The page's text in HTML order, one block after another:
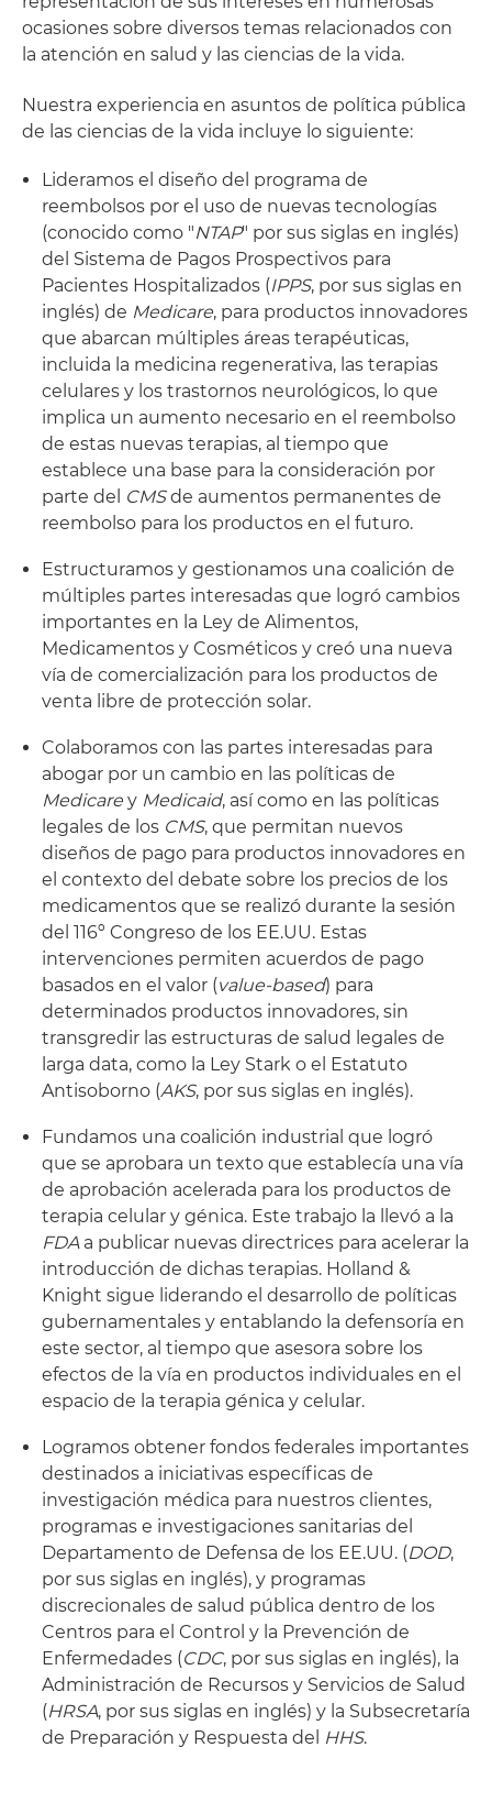
ocasiones sobre diversos temas relacionados con
la atención en salud y las ciencias de la vida.
Nuestra experiencia en asuntos de política pública
de las ciencias de la vida incluye lo siguiente:
Lideramos el diseño del programa de
reembolsos por el uso de nuevas tecnologías
(conocido como "NTAP" por sus siglas en inglés)
del Sistema de Pagos Prospectivos para
Pacientes Hospitalizados (IPPS, por sus siglas en
inglés) de Medicare, para productos innovadores
que abarcan múltiples áreas terapéuticas,
incluida la medicina regenerativa, las terapias
celulares y los trastornos neurológicos, lo que
implica un aumento necesario en el reembolso
de estas nuevas terapias, al tiempo que
establece una base para la consideración por
parte del CMSde aumentos permanentes de
reembolso para los productos en el futuro.
Estructuramos y gestionamos una coalición de
múltiples partes interesadas que logró cambios
importantes en la Ley de Alimentos,
Medicamentos y Cosméticos y creó una nueva
vía de comercialización para los productos de
venta libre de protección solar.
Colaboramos con las partes interesadas para
abogar por un cambio en las políticas de
Medicare y Medicaid, así como en las políticas
legales de los CMS, que permitan nuevos
diseños de pago para productos innovadores en
el contexto del debate sobre los precios de los
medicamentos que se realizó durante la sesión
del 116º Congreso de los EE.UU. Estas
intervenciones permiten acuerdos de pago
basados en el valor (value-based) para
determinados productos innovadores, sin
transgredir las estructuras de salud legales de
larga data, como la Ley Stark o el Estatuto
Antisoborno (AKS, por sus siglas en inglés).
Fundamos una coalición industrial que logró
que se aprobara un texto que establecía una vía
de aprobación acelerada para los productos de
terapia celular y génica. Este trabajo la llevó a la
FDAa publicar nuevas directrices para acelerar la
introducción de dichas terapias. Holland &
Knight sigue liderando el desarrollo de políticas
gubernamentales y entablando la defensoría en
este sector, al tiempo que asesora sobre los
efectos de la vía en productos individuales en el
espacio de la terapia génica y celular.
Logramos obtener fondos federales importantes
destinados a iniciativas específicas de
investigación médica para nuestros clientes,
programas e investigaciones sanitarias del
Departamento de Defensa de los EE.UU. (DOD,
por sus siglas en inglés), y programas
discrecionales de salud pública dentro de los
Centros para el Control y la Prevención de
Enfermedades (CDC, por sus siglas en inglés), la
Administración de Recursos y Servicios de Salud
(HRSA, por sus siglas en inglés) y la Subsecretaría
de Preparación y Respuesta del HHS.